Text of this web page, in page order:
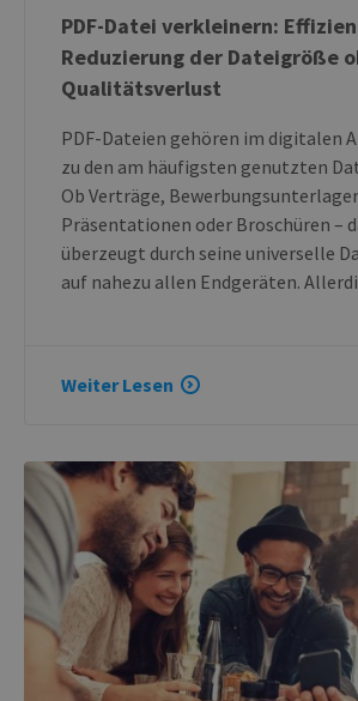
PDF-Datei verkleinern:
Reduzierung der Dateigröße
Qualitätsverlust
PDF-Dateien gehören im digitalen
zu den am häufigsten genutzten
Ob Verträge,
Präsentationen oder Broschüren –
überzeugt durch seine universelle
auf nahezu allen Endgeräten.
Weiter Lesen